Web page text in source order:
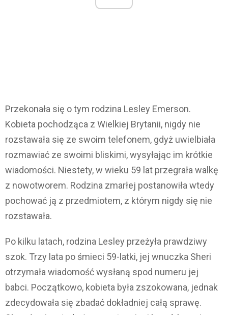
Przekonała się o tym rodzina Lesley Emerson.
Kobieta pochodząca z Wielkiej Brytanii, nigdy nie
rozstawała się ze swoim telefonem, gdyż uwielbiała
rozmawiać ze swoimi bliskimi, wysyłając im krótkie
wiadomości. Niestety, w wieku 59 lat przegrała walkę
z nowotworem. Rodzina zmarłej postanowiła wtedy
pochować ją z przedmiotem, z którym nigdy się nie
rozstawała.
Po kilku latach, rodzina Lesley przeżyła prawdziwy
szok. Trzy lata po śmieci 59-latki, jej wnuczka Sheri
otrzymała wiadomość wysłaną spod numeru jej
babci. Początkowo, kobieta była zszokowana, jednak
zdecydowała się zbadać dokładniej całą sprawę.